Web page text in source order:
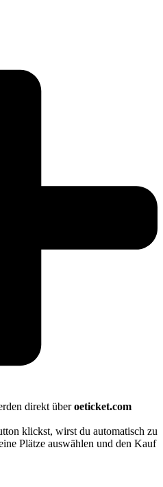
direkt überoeticket.com
klickst, wirst du automatisch zu
Plätze auswählen und den Kauf